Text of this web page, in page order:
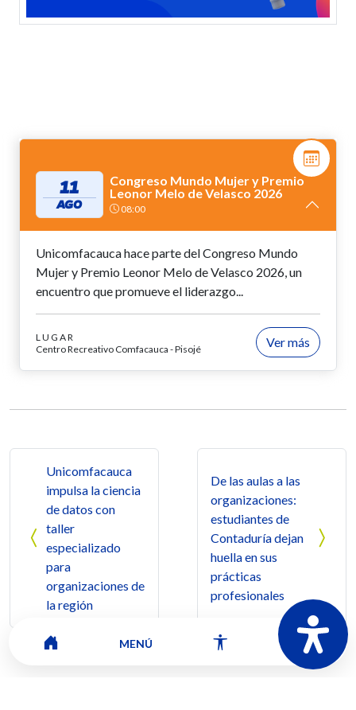
11
AGO
Congreso Mundo Mujer y Premio
Leonor Melo de Velasco 2026
08:00
Unicomfacauca hace parte del Congreso Mundo
Mujer y Premio Leonor Melo de Velasco 2026, un
encuentro que promueve el liderazgo...
LUGAR
Centro Recreativo Comfacauca - Pisojé
Ver más
Unicomfacauca
impulsa la ciencia
de datos con
taller
especializado
para
organizaciones de
la región
De las aulas a las
organizaciones:
estudiantes de
Contaduría dejan
huella en sus
prácticas
profesionales
MENÚ